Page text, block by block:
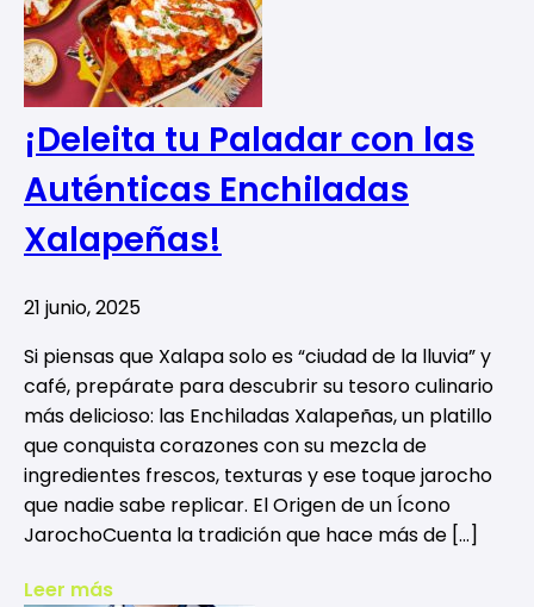
¡Deleita tu Paladar con las
Auténticas Enchiladas
Xalapeñas!
21 junio, 2025
Si piensas que Xalapa solo es “ciudad de la lluvia” y
café, prepárate para descubrir su tesoro culinario
más delicioso: las Enchiladas Xalapeñas, un platillo
que conquista corazones con su mezcla de
ingredientes frescos, texturas y ese toque jarocho
que nadie sabe replicar. El Origen de un Ícono
JarochoCuenta la tradición que hace más de […]
Leer más